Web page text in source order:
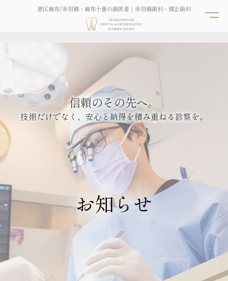
港区麻布/赤羽橋・麻布十番の歯医者｜赤羽橋歯科・矯正歯科
お知らせ
信頼のその先へ。
技術だけでなく、安心と納得を積み重ねる診察を。